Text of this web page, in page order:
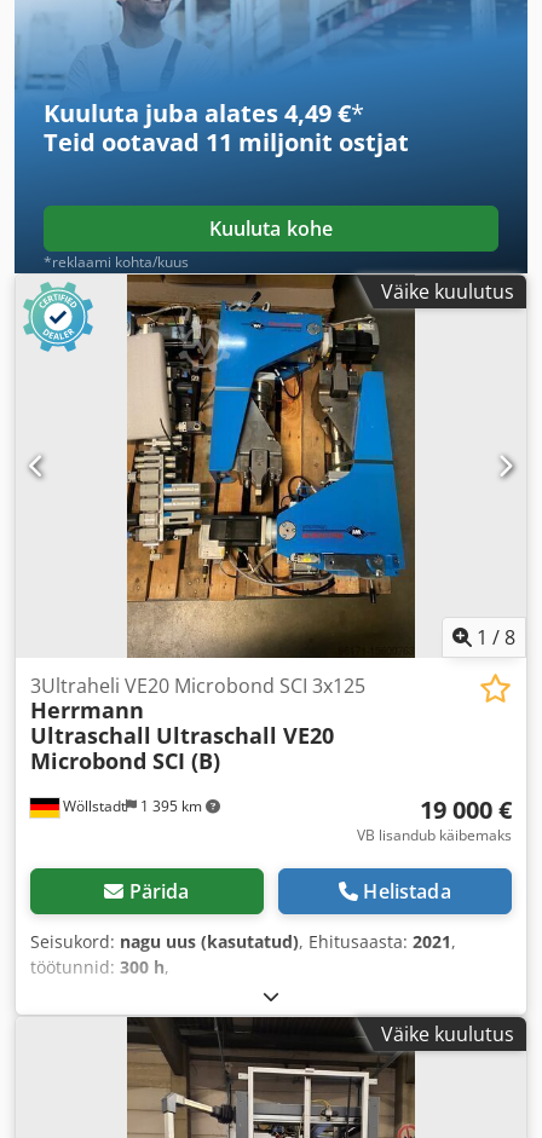
Kuuluta juba alates 4,49 €*
Teid ootavad 11 miljonit ostjat
Kuuluta kohe
*reklaami kohta/kuus
Väike kuulutus
1 /8
Wöllstadt 1 395 km
3Ultraheli VE20 Microbond SCI 3x125
Herrmann
Ultraschall Ultraschall VE20
Microbond SCI (B)
19 000 €
VB lisandub käibemaks
Pärida Helistada
Seisukord: nagu uus (kasutatud), Ehitusaasta: 2021,
töötunnid: 300 h,
Väike kuulutus